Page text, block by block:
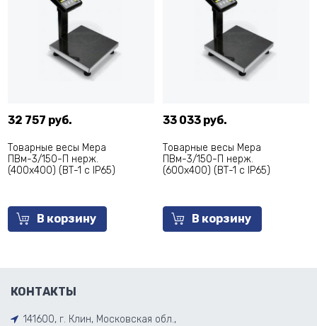
32 757 руб.
Товарные весы Мера
ПВм-3/150-П нерж.
(400х400) (ВТ-1 c IP65)
В корзину
33 033 руб.
Товарные весы Мера
ПВм-3/150-П нерж.
(600х400) (ВТ-1 c IP65)
В корзину
КОНТАКТЫ
141600, г. Клин, Московская обл.,